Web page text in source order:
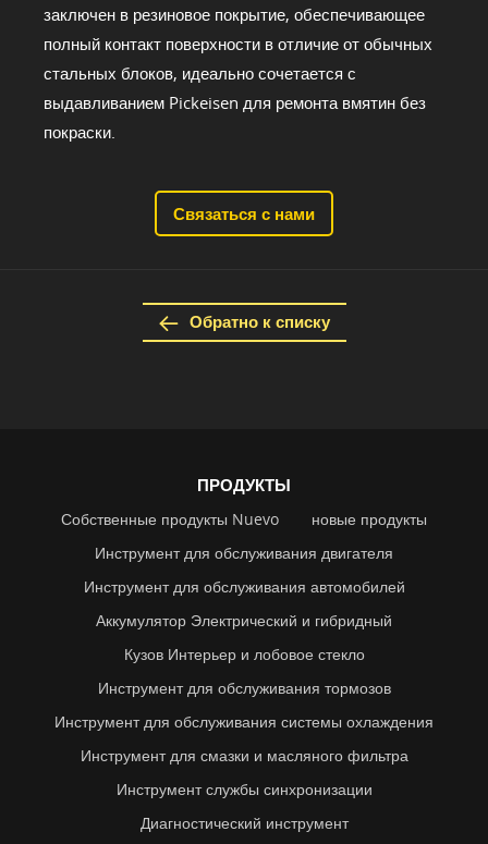
заключен в резиновое покрытие, обеспечивающее
полный контакт поверхности в отличие от обычных
стальных блоков, идеально сочетается с
выдавливанием Pickeisen для ремонта вмятин без
покраски.
Связаться с нами
Обратно к списку
ПРОДУКТЫ
Собственные продукты Nuevo
новые продукты
Инструмент для обслуживания двигателя
Инструмент для обслуживания автомобилей
Аккумулятор Электрический и гибридный
Кузов Интерьер и лобовое стекло
Инструмент для обслуживания тормозов
Инструмент для обслуживания системы охлаждения
Инструмент для смазки и масляного фильтра
Инструмент службы синхронизации
Диагностический инструмент